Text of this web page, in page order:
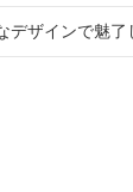
ザインで魅了